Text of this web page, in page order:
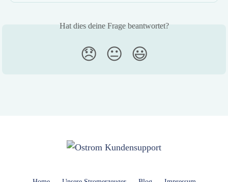
Hat dies deine Frage beantwortet?
😞 😐 😃